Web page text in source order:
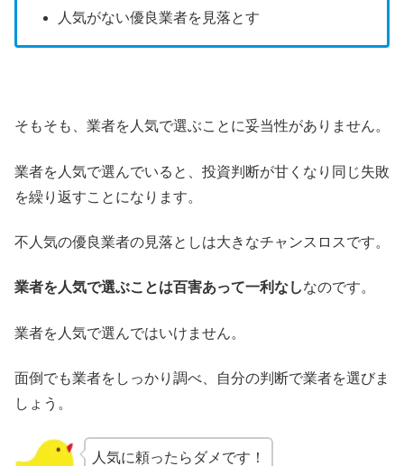
人気がない優良業者を見落とす
そもそも、業者を人気で選ぶことに妥当性がありません。
業者を人気で選んでいると、投資判断が甘くなり同じ失敗
を繰り返すことになります。
不人気の優良業者の見落としは大きなチャンスロスです。
業者を人気で選ぶことは百害あって一利なしなのです。
業者を人気で選んではいけません。
面倒でも業者をしっかり調べ、自分の判断で業者を選びま
しょう。
人気に頼ったらダメです！